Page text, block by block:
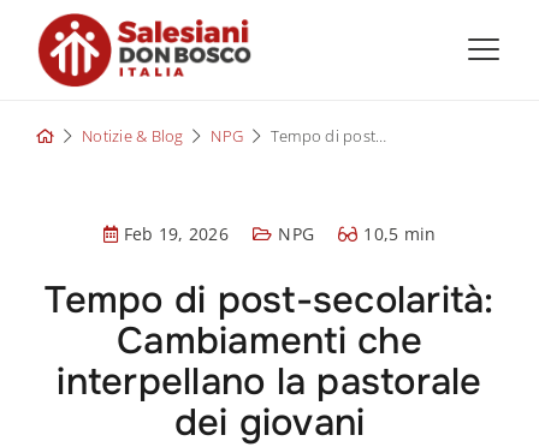
content
Notizie & Blog NPG Tempo di post-secolarità: Cambiamenti che interpellano la pastorale dei giovani
Feb 19, 2026 NPG 10,5 min
Tempo di post-secolarità:
Cambiamenti che
interpellano la pastorale
dei giovani